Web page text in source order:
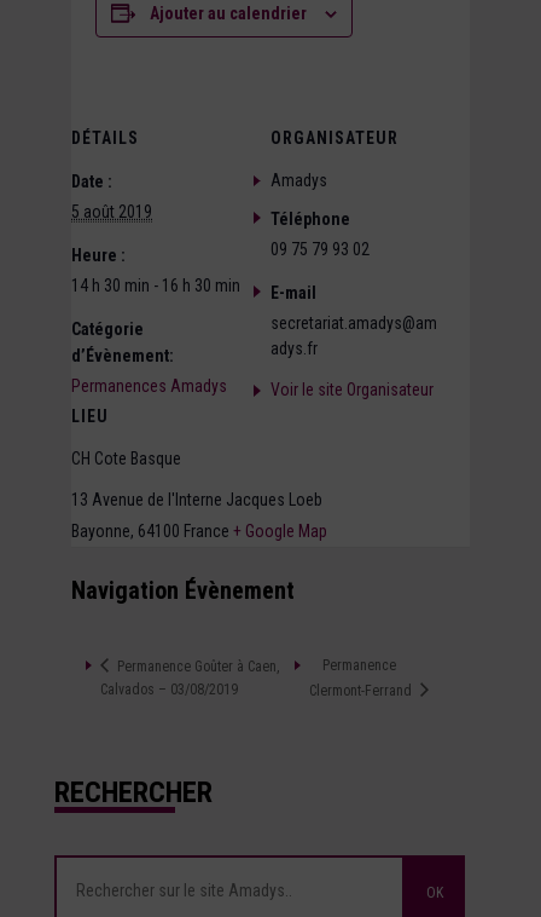
Ajouter au calendrier
DÉTAILS
Date :
5 août 2019
Heure :
14 h 30 min - 16 h 30 min
Catégorie
d’Évènement:
Permanences Amadys
LIEU
CH Cote Basque
13 Avenue de l'Interne Jacques Loeb
Bayonne, 64100 France + Google Map
ORGANISATEUR
Amadys
Téléphone
09 75 79 93 02
E-mail
secretariat.amadys@am
adys.fr
Voir le site Organisateur
Navigation Évènement
Permanence Goûter à Caen,
Calvados – 03/08/2019
Permanence
Clermont-Ferrand
RECHERCHER